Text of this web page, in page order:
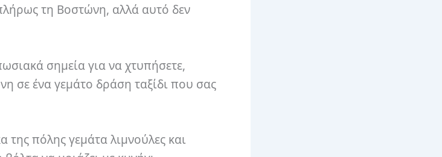
τη Βοστώνη, αλλά αυτό δεν
σημεία για να χτυπήσετε,
σε ένα γεμάτο δράση ταξίδι που σας
πόλης γεμάτα λιμνούλες και